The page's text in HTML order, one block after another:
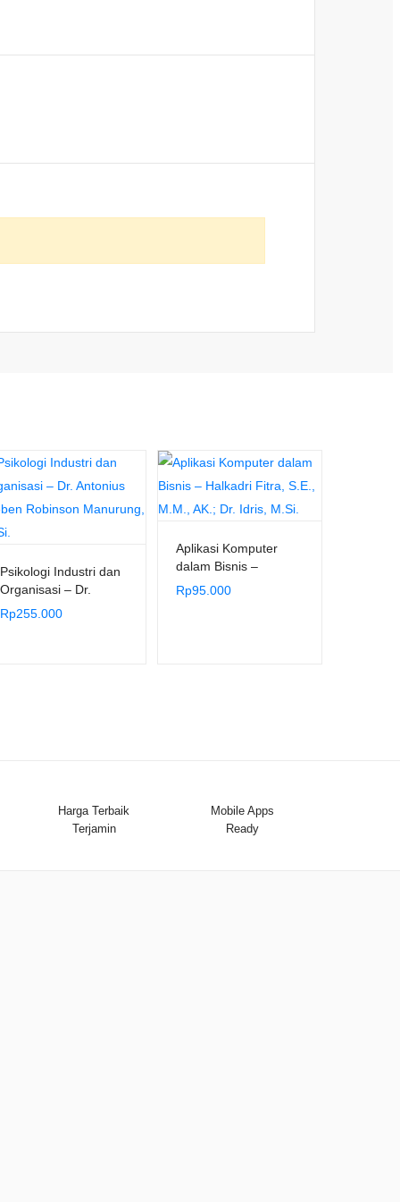
Psikologi Industri dan
Organisasi – Dr.
Antonius Dieben
Robinson Manurung,
Rp255.000
Aplikasi Komputer
dalam Bisnis –
Halkadri Fitra, S.E.,
M.M., AK.; Dr. Idris,
Rp95.000
Harga Terbaik
Terjamin
Mobile Apps
Ready